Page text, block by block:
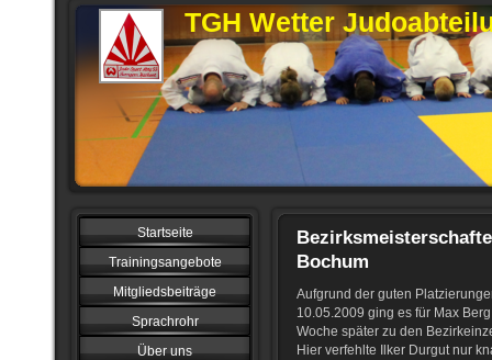
TGH Wetter
Startseite
Trainingsangebote
Mitgliedsbeiträge
Sprachrohr
Über uns
Bochum
Aufgrund der guten
10.05.2009 ging es für Max
Woche später zu den
Hier verfehlte Ilker Durgut nur